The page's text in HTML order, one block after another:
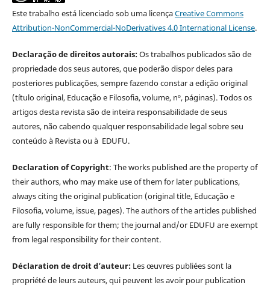
Este trabalho está licenciado sob uma licençaCreative Commons
Attribution-NonCommercial-NoDerivatives 4.0 International License.
Declaração de direitos autorais:Os trabalhos publicados são de
propriedade dos seus autores, que poderão dispor deles para
posteriores publicações, sempre fazendo constar a edição original
(título original, Educação e Filosofia, volume, nº, páginas). Todos os
artigos desta revista são de inteira responsabilidade de seus
autores, não cabendo qualquer responsabilidade legal sobre seu
conteúdo à Revista ou à EDUFU.
Declaration of Copyright: The works published are the property of
their authors, who may make use of them for later publications,
always citing the original publication (original title, Educação e
Filosofia, volume, issue, pages). The authors of the articles published
are fully responsible for them; the journal and/or EDUFU are exempt
from legal responsibility for their content.
Déclaration de droit d’auteur: Les œuvres publiées sont la
propriété de leurs auteurs, qui peuvent les avoir pour publication